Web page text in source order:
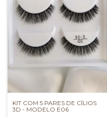
KIT COM 5 PARES DE CÍLIOS
3D - MODELO E06